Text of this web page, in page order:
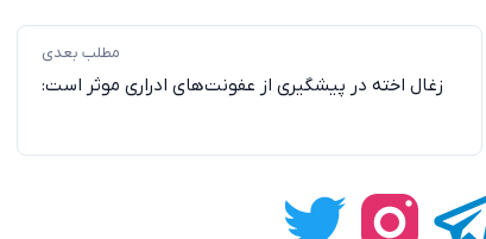
مطلب بعدی
زغال اخته در پیشگیری از عفونت‌های ادراری موثر است: